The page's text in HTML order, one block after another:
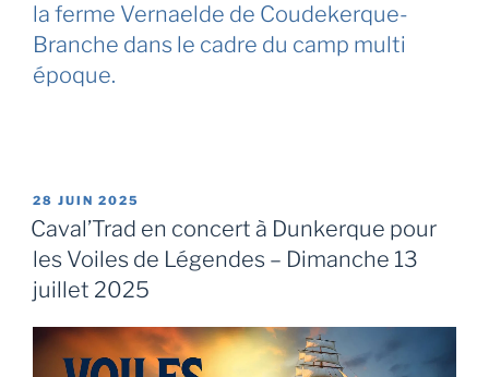
la ferme Vernaelde de Coudekerque-
Branche dans le cadre du camp multi
époque.
PUBLIÉ
LE
28 JUIN 2025
Caval’Trad en concert à Dunkerque pour
les Voiles de Légendes – Dimanche 13
juillet 2025